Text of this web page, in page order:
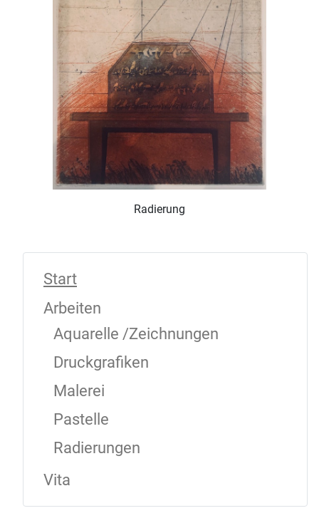
Start
Arbeiten
Aquarelle /Zeichnungen
Druckgrafiken
Malerei
Pastelle
Radierungen
Vita
Radierung